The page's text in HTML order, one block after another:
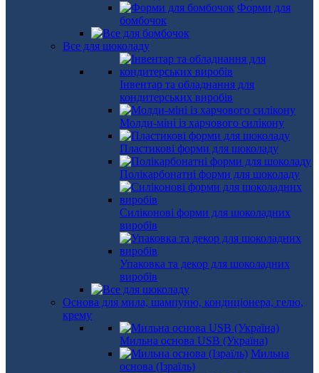
Форми для
бомбочок
Все для шоколаду
Інвентар та обладнання для
кондитерських виробів
Молди-міні із харчового силікону
Пластикові форми для шоколаду
Полікарбонатні форми для шоколаду
Силіконові форми для шоколадних
виробів
Упаковка та декор для шоколадних
виробів
Основа для мила, шампуню, кондиціонера, гелю,
крему
Мильна основа USB (Україна)
Мильна
основа (Ізраїль)